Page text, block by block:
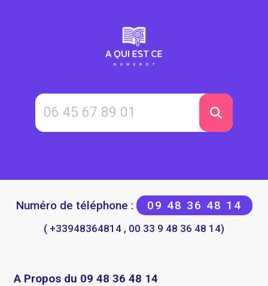
Numéro de téléphone : 09 48 36 48 14
( +33948364814 , 00 33 9 48 36 48 14)
A Propos du 09 48 36 48 14